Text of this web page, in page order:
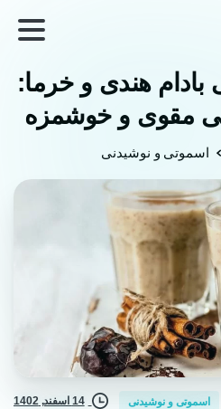
هندی و خرما:
مقوی و خوشمزه
اسموتی و نوشیدنی
اسموتی و نوشیدنی 14 اسفند, 1402